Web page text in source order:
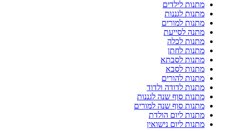
מתנות לילדים
מתנות לגננות
מתנות למורים
מתנה לסייעת
מתנות לכלה
מתנות לחתן
מתנות לסבתא
מתנות לסבא
מתנות להורים
מתנות לדודה ולדוד
מתנות סוף שנה לגננות
מתנות סוף שנה למורים
מתנות ליום הולדת
מתנות ליום נישואין